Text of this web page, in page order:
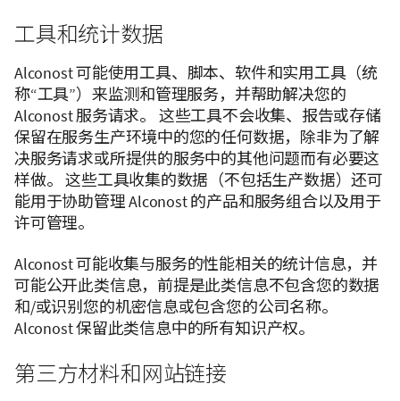
工具和统计数据
Alconost 可能使用工具、脚本、软件和实用工具（统
称“工具”）来监测和管理服务，并帮助解决您的
Alconost 服务请求。 这些工具不会收集、报告或存储
保留在服务生产环境中的您的任何数据，除非为了解
决服务请求或所提供的服务中的其他问题而有必要这
样做。 这些工具收集的数据（不包括生产数据）还可
能用于协助管理 Alconost 的产品和服务组合以及用于
许可管理。
Alconost 可能收集与服务的性能相关的统计信息，并
可能公开此类信息，前提是此类信息不包含您的数据
和/或识别您的机密信息或包含您的公司名称。
Alconost 保留此类信息中的所有知识产权。
第三方材料和网站链接